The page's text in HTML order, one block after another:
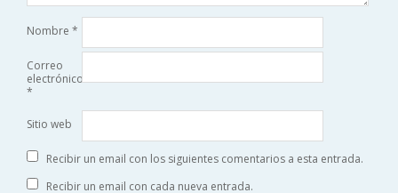
Nombre *
Correo
electrónico
*
Sitio web
Recibir un email con los siguientes comentarios a esta entrada.
Recibir un email con cada nueva entrada.